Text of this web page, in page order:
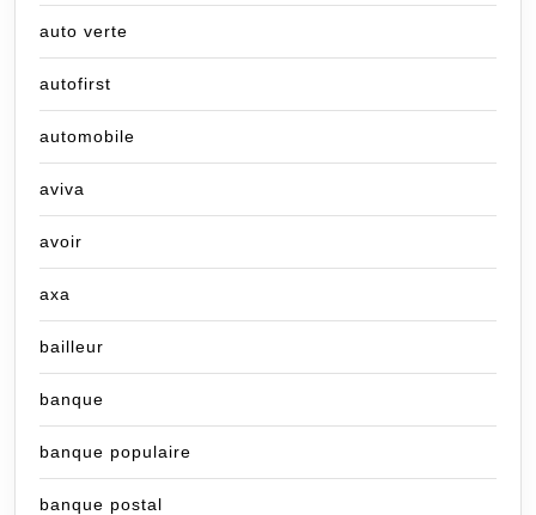
auto verte
autofirst
automobile
aviva
avoir
axa
bailleur
banque
banque populaire
banque postal